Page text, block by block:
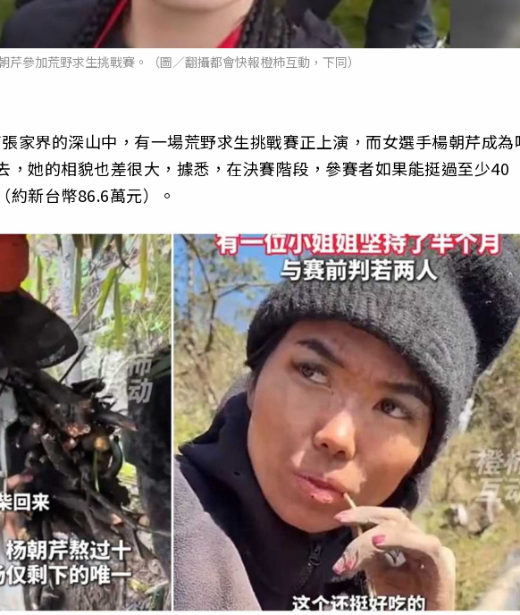
芹參加荒野求生挑戰賽。（圖／翻攝都會快報橙柿互動，下同）
家界的深山中，有一場荒野求生挑戰賽正上演，而女選手楊朝芹成為
，她的相貌也差很大，據悉，在決賽階段，參賽者如果能挺過至少40
約新台幣86.6萬元）。